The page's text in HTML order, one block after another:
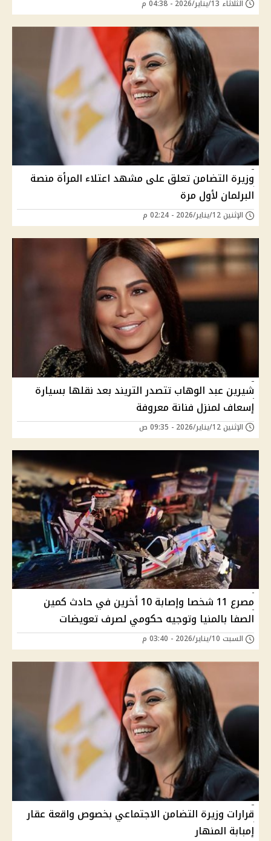
الثلاثاء 13/يناير/2026 - 04:38 م
وزيرة التضامن تعلق على مشهد اعتلاء المرأة منصة
البرلمان لأول مرة
الإثنين 12/يناير/2026 - 02:24 م
شيرين عبد الوهاب تتصدر التريند بعد نقلها بسيارة
إسعاف لمنزل فنانة معروفة
الإثنين 12/يناير/2026 - 09:35 ص
مصرع 11 شخصا وإصابة 10 أخرين في حادث كمين
الصفا بالمنيا وتوجيه حكومي لصرف تعويضات
السبت 10/يناير/2026 - 03:40 م
قرارات وزيرة التضامن الاجتماعي بخصوص واقعة عقار
إمبابة المنهار